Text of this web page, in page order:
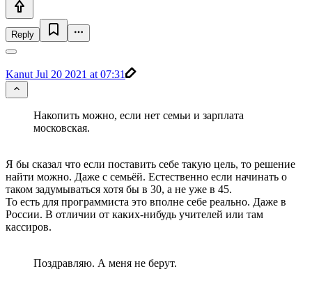
Reply
Kanut Jul 20 2021 at 07:31
Накопить можно, если нет семьи и зарплата
московская.
Я бы сказал что если поставить себе такую цель, то решение
найти можно. Даже с семьёй. Естественно если начинать о
таком задумываться хотя бы в 30, а не уже в 45.
То есть для программиста это вполне себе реально. Даже в
России. В отличии от каких-нибудь учителей или там
кассиров.
Поздравляю. А меня не берут.